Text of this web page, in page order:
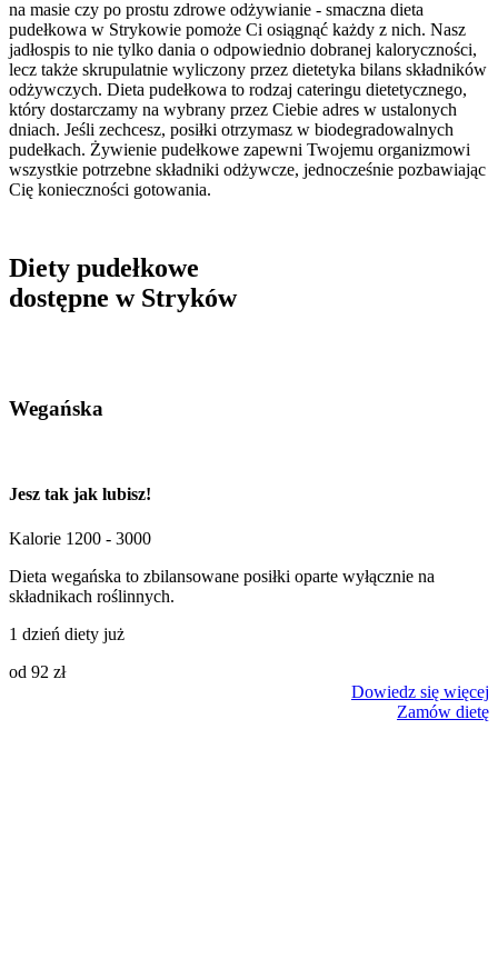
na masie czy po prostu zdrowe odżywianie - smaczna dieta
pudełkowa w Strykowie pomoże Ci osiągnąć każdy z nich. Nasz
jadłospis to nie tylko dania o odpowiednio dobranej kaloryczności,
lecz także skrupulatnie wyliczony przez dietetyka bilans składników
odżywczych. Dieta pudełkowa to rodzaj cateringu dietetycznego,
który dostarczamy na wybrany przez Ciebie adres w ustalonych
dniach. Jeśli zechcesz, posiłki otrzymasz w biodegradowalnych
pudełkach. Żywienie pudełkowe zapewni Twojemu organizmowi
wszystkie potrzebne składniki odżywcze, jednocześnie pozbawiając
Cię konieczności gotowania.
Diety pudełkowe
dostępne w Stryków
Wegańska
Jesz tak jak lubisz!
Kalorie 1200 - 3000
Dieta wegańska to zbilansowane posiłki oparte wyłącznie na
składnikach roślinnych.
1 dzień diety już
od 92 zł
Dowiedz się więcej
Zamów dietę